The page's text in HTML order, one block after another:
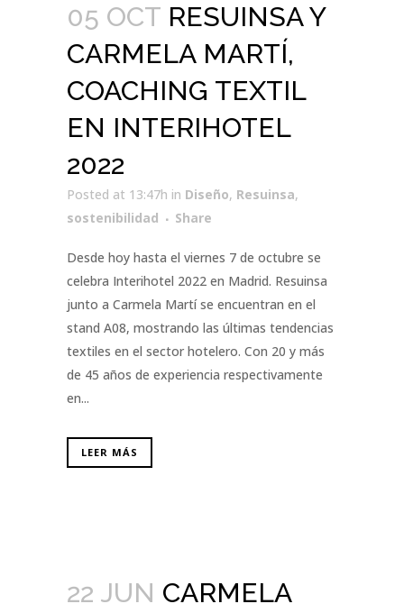
05 OCT RESUINSA Y
CARMELA MARTÍ,
COACHING TEXTIL
EN INTERIHOTEL
2022
Posted at 13:47h in Diseño, Resuinsa,
sostenibilidad
Share
Desde hoy hasta el viernes 7 de octubre se
celebra Interihotel 2022 en Madrid. Resuinsa
junto a Carmela Martí se encuentran en el
stand A08, mostrando las últimas tendencias
textiles en el sector hotelero. Con 20 y más
de 45 años de experiencia respectivamente
en...
LEER MÁS
22 JUN CARMELA